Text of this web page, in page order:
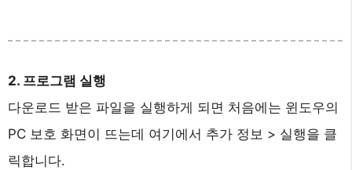
2. 프로그램 실행
다운로드 받은 파일을 실행하게 되면 처음에는 윈도우의
PC 보호 화면이 뜨는데 여기에서 추가 정보 > 실행을 클
릭합니다.